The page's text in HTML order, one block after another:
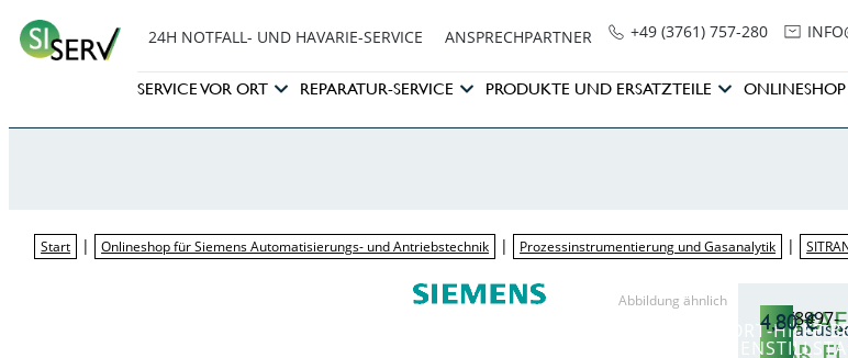
24H NOTFALL- UND HAVARIE-SERVICE ANSPRECHPARTNER +49 (3761) 757-280 NI
SERVICE VOR ORT REPARATUR-SERVICE PRODUKTE UND ERSATZTEILE ONLINESHOP
Start | Onlineshop für Siemens Automatisierungs- und Antriebstechnik | Prozessinstrumentierung und Gasanalytik |
Abbildung ähnlich
7MF8997-
1BG
SOFORT-HILFE
4,80€